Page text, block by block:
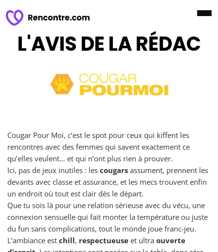
L'AVIS DE LA RÉDAC
Cougar Pour Moi, c’est le spot pour ceux qui kiffent les
rencontres avec des femmes qui savent exactement ce
qu’elles veulent… et qui n’ont plus rien à prouver.
Ici, pas de jeux inutiles : les cougars assument, prennent les
devants avec classe et assurance, et les mecs trouvent enfin
un endroit où tout est clair dès le départ.
Que tu sois là pour une relation sérieuse avec du vécu, une
connexion sensuelle qui fait monter la température ou juste
du fun sans complications, tout le monde joue franc-jeu.
L’ambiance est chill, respectueuse et ultra ouverte